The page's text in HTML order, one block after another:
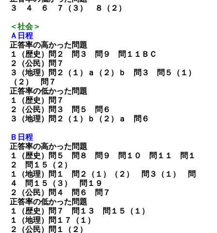
３ ４ ６ ７（３） ８（２）
＜社会＞
Ａ日程
正答率の高かった問題
１（歴史）問２ 問３ 問９ 問１１ＢＣ
２（公民）問７
３（地理）問２（１）ａ（２）ｂ 問３ 問５（１）
（２） 問７
正答率の低かった問題
１（歴史）問７
２（公民）問３ 問５ 問６
３（地理）問２（１）ｂ（２）ａ 問６
Ｂ日程
正答率の高かった問題
１（歴史）問５ 問８ 問９ 問１０ 問１１ 問１
２ 問１５（２）
１（地理）問１ 問２（１）（２） 問３（１） 問
４ 問１５（３） 問１９
２（公民）問４ 問６ 問７
正答率の低かった問題
１（歴史）問７ 問１３ 問１５（１）
１（地理）問１７（１）
２（公民）問１（２）